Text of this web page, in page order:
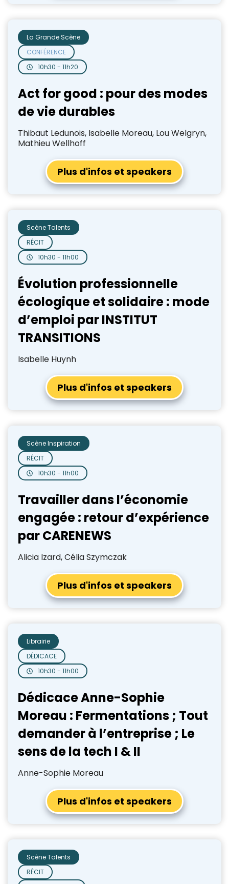
10h30 - 11h20
CONFÉRENCE
La Grande Scène
Act for good : pour des modes
de vie durables
Thibaut Ledunois, Isabelle Moreau, Lou Welgryn,
Mathieu Wellhoff
Plus d'infos et speakers
10h30 - 11h00
RÉCIT
Scène Talents
Évolution professionnelle
écologique et solidaire : mode
d’emploi par INSTITUT
TRANSITIONS
Isabelle Huynh
Plus d'infos et speakers
10h30 - 11h00
RÉCIT
Scène Inspiration
Travailler dans l’économie
engagée : retour d’expérience
par CARENEWS
Alicia Izard, Célia Szymczak
Plus d'infos et speakers
10h30 - 11h00
DÉDICACE
Librairie
Dédicace Anne-Sophie
Moreau : Fermentations ; Tout
demander à l’entreprise ; Le
sens de la tech I & II
Anne-Sophie Moreau
Plus d'infos et speakers
RÉCIT
Scène Talents